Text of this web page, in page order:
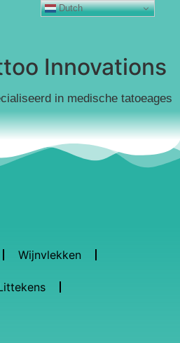
Innovations
in medische tatoeages
Wijnvlekken
Dutch